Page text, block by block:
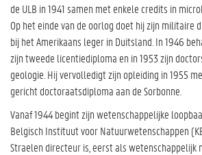
de ULB in 1941 samen met enkele credits in
Op het einde van de oorlog doet hij zijn militaire
bij het Amerikaans leger in Duitsland. In 1946
zijn tweede licentiediploma en in 1953 zijn
geologie. Hij vervolledigt zijn opleiding in 1955
gericht doctoraatsdiploma aan de Sorbonne.
Vanaf 1944 begint zijn wetenschappelijke
Belgisch Instituut voor Natuurwetenschappen
Straelen directeur is, eerst als wetenschappelijk